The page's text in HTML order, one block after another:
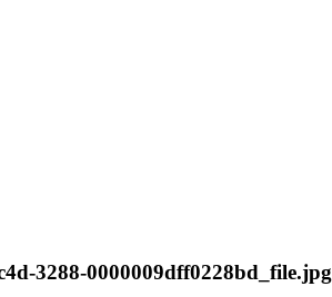
3288-0000009dff0228bd_file.jpg